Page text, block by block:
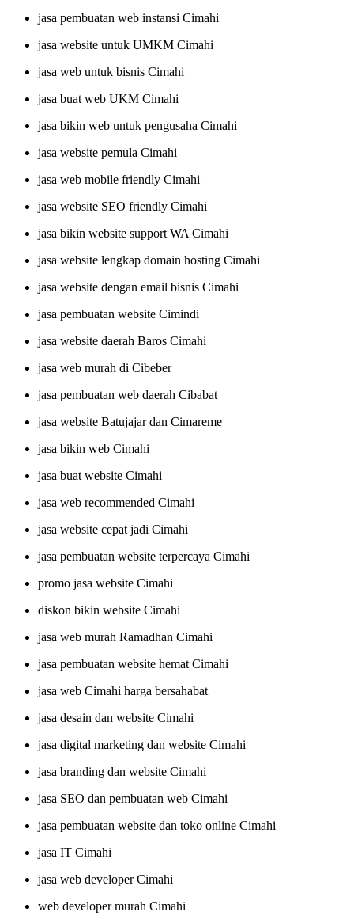
jasa pembuatan web instansi Cimahi
jasa website untuk UMKM Cimahi
jasa web untuk bisnis Cimahi
jasa buat web UKM Cimahi
jasa bikin web untuk pengusaha Cimahi
jasa website pemula Cimahi
jasa web mobile friendly Cimahi
jasa website SEO friendly Cimahi
jasa bikin website support WA Cimahi
jasa website lengkap domain hosting Cimahi
jasa website dengan email bisnis Cimahi
jasa pembuatan website Cimindi
jasa website daerah Baros Cimahi
jasa web murah di Cibeber
jasa pembuatan web daerah Cibabat
jasa website Batujajar dan Cimareme
jasa bikin web Cimahi
jasa buat website Cimahi
jasa web recommended Cimahi
jasa website cepat jadi Cimahi
jasa pembuatan website terpercaya Cimahi
promo jasa website Cimahi
diskon bikin website Cimahi
jasa web murah Ramadhan Cimahi
jasa pembuatan website hemat Cimahi
jasa web Cimahi harga bersahabat
jasa desain dan website Cimahi
jasa digital marketing dan website Cimahi
jasa branding dan website Cimahi
jasa SEO dan pembuatan web Cimahi
jasa pembuatan website dan toko online Cimahi
jasa IT Cimahi
jasa web developer Cimahi
web developer murah Cimahi